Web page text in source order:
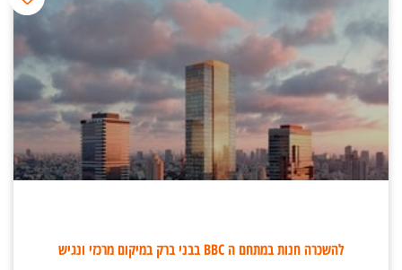
להשכרה חנות במתחם ה BBC בבני ברק במיקום מרכזי ונגיש